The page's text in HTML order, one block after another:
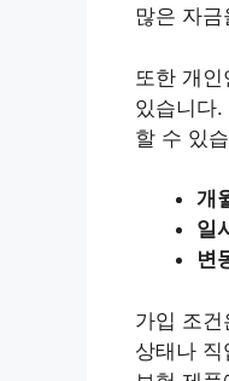
많은 자
또한 개
있습니다
할 수 있
개
일
변
가입 조
상태나